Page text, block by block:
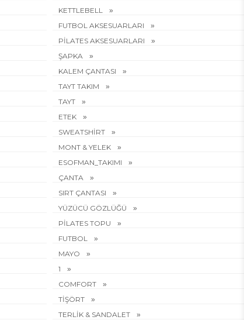
KETTLEBELL
FUTBOL AKSESUARLARI
PİLATES AKSESUARLARI
ŞAPKA
KALEM ÇANTASI
TAYT TAKIM
TAYT
ETEK
SWEATSHİRT
MONT & YELEK
ESOFMAN_TAKIMI
ÇANTA
SIRT ÇANTASI
YÜZÜCÜ GÖZLÜĞÜ
PİLATES TOPU
FUTBOL
MAYO
1
COMFORT
TİŞÖRT
TERLİK & SANDALET